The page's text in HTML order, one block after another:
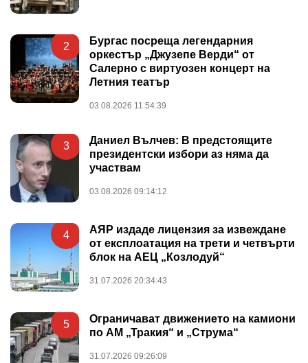
2
Бургас посреща легендарния
оркестър „Джузепе Верди“ от
Салерно с виртуозен концерт на
Летния театър
03.08.2026 11:54:39
3
Даниел Вълчев: В предстоящите
президентски избори аз няма да
участвам
03.08.2026 09:14:12
4
АЯР издаде лицензия за извеждане
от експлоатация на трети и четвърти
блок на АЕЦ „Козлодуй“
31.07.2026 20:34:43
5
Ограничават движението на камиони
по АМ „Тракия“ и „Струма“
31.07.2026 09:26:09